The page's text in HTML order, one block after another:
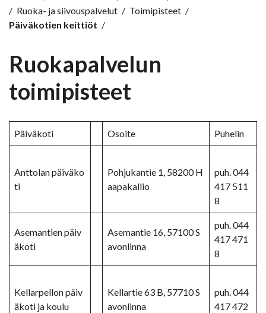
/ Ruoka- ja siivouspalvelut / Toimipisteet /
Päiväkotien keittiöt /
Ruokapalvelun
toimipisteet
Päiväkoti Osoite Puhelin
Anttolan päiväko
ti
Pohjukantie 1, 58200 H
aapakallio
puh. 044
417 511
8
Asemantien päiv
äkoti
Asemantie 16, 57100 S
avonlinna
puh. 044
417 471
8
Kellarpellon päiv
äkoti ja koulu
Kellartie 63 B, 57710 S
avonlinna
puh. 044
417 472